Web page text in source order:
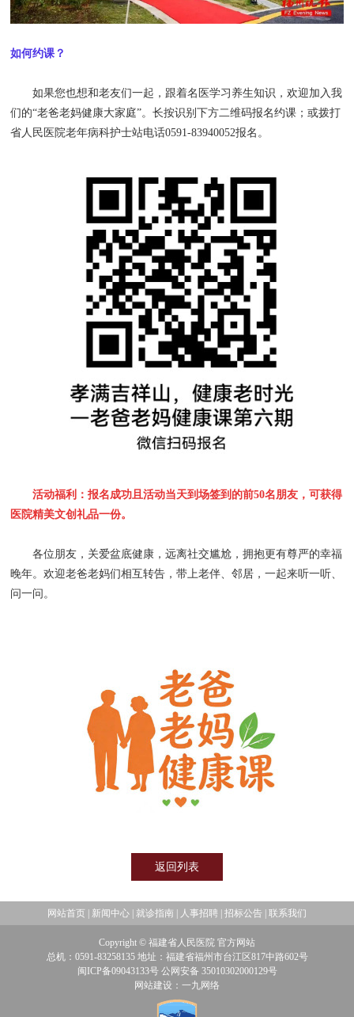
如何约课？
如果您也想和老友们一起，跟着名医学习养生知识，欢迎加入我
们的“老爸老妈健康大家庭”。长按识别下方二维码报名约课；或拨打
省人民医院老年病科护士站电话0591-83940052报名。
活动福利：报名成功且活动当天到场签到的前50名朋友，可获得
医院精美文创礼品一份。
各位朋友，关爱盆底健康，远离社交尴尬，拥抱更有尊严的幸福
晚年。欢迎老爸老妈们相互转告，带上老伴、邻居，一起来听一听、
问一问。
返回列表
网站首页 新闻中心 就诊指南 人事招聘 招标公告 联系我们
Copyright © 福建省人民医院 官方网站
总机：0591-83258135 地址：福建省福州市台江区817中路602号
闽ICP备09043133号 公网安备 35010302000129号
网站建设：一九网络